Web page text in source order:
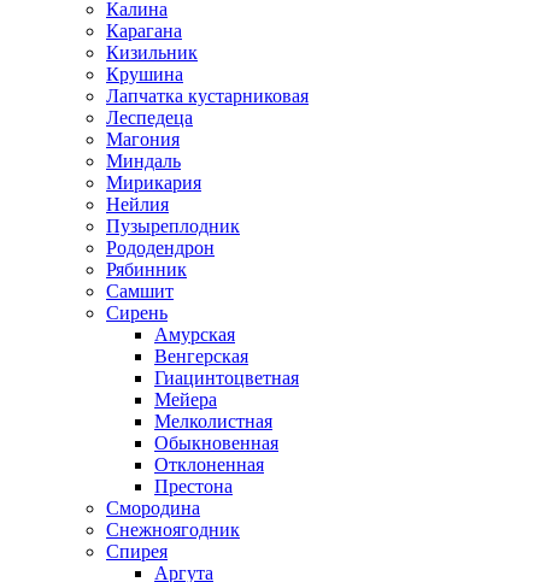
Калина
Карагана
Кизильник
Крушина
Лапчатка кустарниковая
Леспедеца
Магония
Миндаль
Мирикария
Нейлия
Пузыреплодник
Рододендрон
Рябинник
Самшит
Сирень
Амурская
Венгерская
Гиацинтоцветная
Мейера
Мелколистная
Обыкновенная
Отклоненная
Престона
Смородина
Снежноягодник
Спирея
Аргута